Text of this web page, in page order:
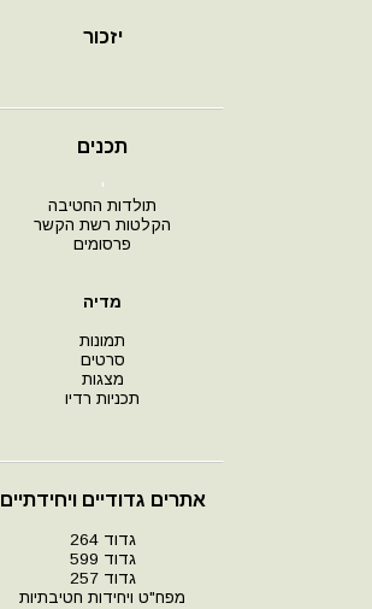
יזכור
תכנים
י
תולדות החטיבה
הקלטות רשת הקשר
פרסומים
מדיה
תמונות
סרטים
מצגות
תכניות רדיו
אתרים גדודיים ויחידתיים
גדוד 264
גדוד 599
גדוד 257
מפח"ט ויחידות חטיבתיות